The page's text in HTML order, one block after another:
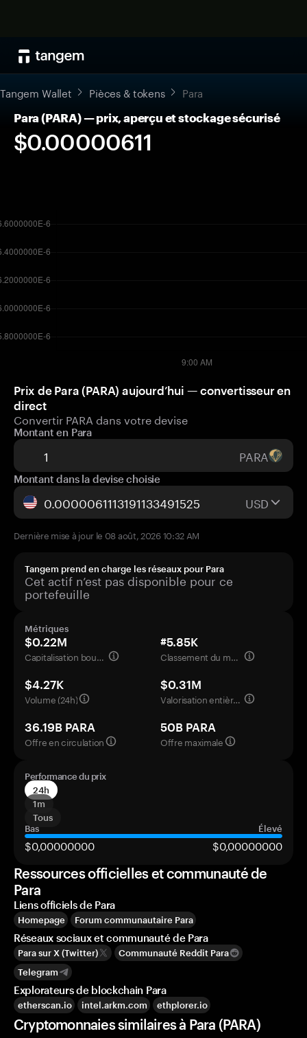
Tangem Wallet Pièces & tokens Para
Para (PARA) — prix, aperçu et stockage sécurisé
$0.00000611
Prix de Para (PARA) aujourd’hui — convertisseur en
direct
Convertir PARA dans votre devise
Montant en Para
PARA
Montant dans la devise choisie
USD
Dernière mise à jour le 08 août, 2026 10:32 AM
Tangem prend en charge les réseaux pour Para
Cet actif n’est pas disponible pour ce
portefeuille
Métriques
$0.22M
Capitalisation boursière
#5.85K
Classement du marché
$4.27K
Volume (24h)
$0.31M
Valorisation entièrement diluée
36.19B PARA
Offre en circulation
50B PARA
Offre maximale
Performance du prix
24h
1m
Tous
Bas
Élevé
$0,00000000
$0,00000000
Ressources officielles et communauté de
Para
Liens officiels de Para
Homepage Forum communautaire Para
Réseaux sociaux et communauté de Para
Para sur X (Twitter)
Communauté Reddit Para
Telegram
Explorateurs de blockchain Para
etherscan.io intel.arkm.com ethplorer.io
Cryptomonnaies similaires à Para (PARA)